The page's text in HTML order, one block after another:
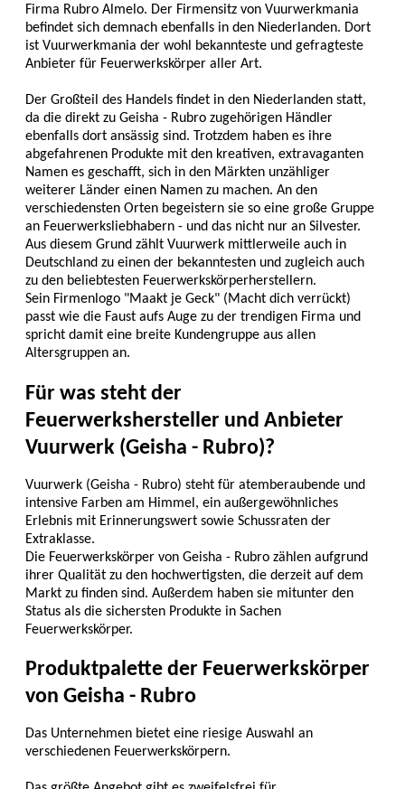
Firma Rubro Almelo. Der Firmensitz von Vuurwerkmania
befindet sich demnach ebenfalls in den Niederlanden. Dort
ist Vuurwerkmania der wohl bekannteste und gefragteste
Anbieter für Feuerwerkskörper aller Art.
Der Großteil des Handels findet in den Niederlanden statt,
da die direkt zu Geisha - Rubro zugehörigen Händler
ebenfalls dort ansässig sind. Trotzdem haben es ihre
abgefahrenen Produkte mit den kreativen, extravaganten
Namen es geschafft, sich in den Märkten unzähliger
weiterer Länder einen Namen zu machen. An den
verschiedensten Orten begeistern sie so eine große Gruppe
an Feuerwerksliebhabern - und das nicht nur an Silvester.
Aus diesem Grund zählt Vuurwerk mittlerweile auch in
Deutschland zu einen der bekanntesten und zugleich auch
zu den beliebtesten Feuerwerkskörperherstellern.
Sein Firmenlogo "Maakt je Geck" (Macht dich verrückt)
passt wie die Faust aufs Auge zu der trendigen Firma und
spricht damit eine breite Kundengruppe aus allen
Altersgruppen an.
Für was steht der
Feuerwerkshersteller und Anbieter
Vuurwerk (Geisha - Rubro)?
Vuurwerk (Geisha - Rubro) steht für atemberaubende und
intensive Farben am Himmel, ein außergewöhnliches
Erlebnis mit Erinnerungswert sowie Schussraten der
Extraklasse.
Die Feuerwerkskörper von Geisha - Rubro zählen aufgrund
ihrer Qualität zu den hochwertigsten, die derzeit auf dem
Markt zu finden sind. Außerdem haben sie mitunter den
Status als die sichersten Produkte in Sachen
Feuerwerkskörper.
Produktpalette der Feuerwerkskörper
von Geisha - Rubro
Das Unternehmen bietet eine riesige Auswahl an
verschiedenen Feuerwerkskörpern.